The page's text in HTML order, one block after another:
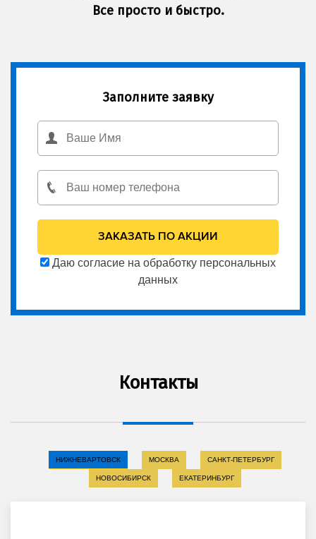
Все просто и быстро.
Заполните заявку
Даю согласие на обработку персональных
данных
Контакты
НИЖНЕВАРТОВСК МОСКВА САНКТ-ПЕТЕРБУРГ
НОВОСИБИРСК ЕКАТЕРИНБУРГ